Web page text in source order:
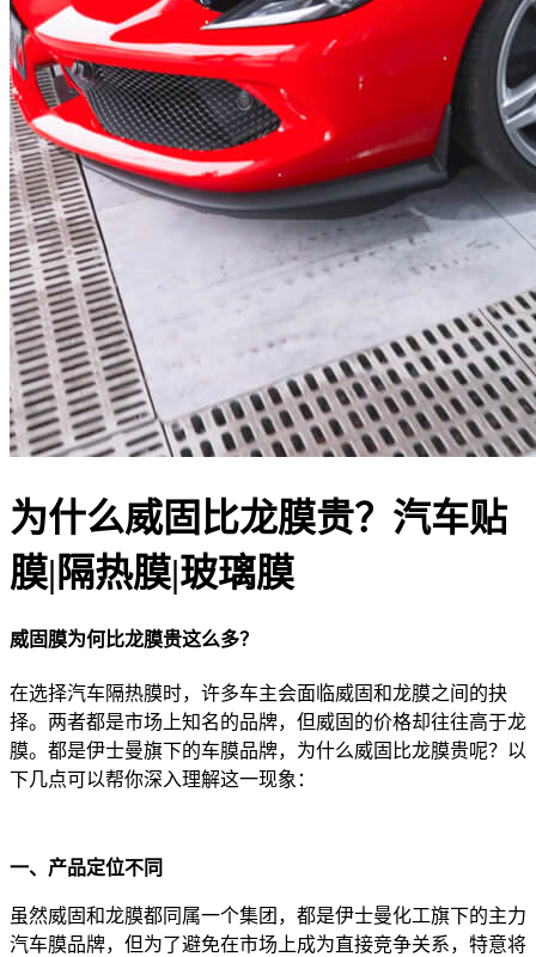
为什么威固比龙膜贵？汽车贴
膜|隔热膜|玻璃膜
威固膜为何比龙膜贵这么多？
在选择汽车隔热膜时，许多车主会面临威固和龙膜之间的抉
择。两者都是市场上知名的品牌，但威固的价格却往往高于龙
膜。都是伊士曼旗下的车膜品牌，为什么威固比龙膜贵呢？以
下几点可以帮你深入理解这一现象：
一、产品定位不同
虽然威固和龙膜都同属一个集团，都是伊士曼化工旗下的主力
汽车膜品牌，但为了避免在市场上成为直接竞争关系，特意将